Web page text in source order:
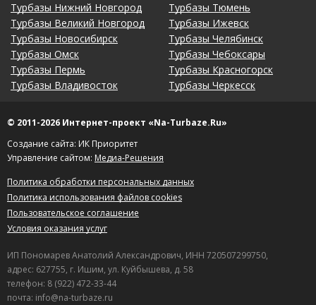
Турбазы Нижний Новгород
Турбазы Великий Новгород
Турбазы Новосибирск
Турбазы Омск
Турбазы Пермь
Турбазы Владивосток
Турбазы Тюмень
Турбазы Ижевск
Турбазы Челябинск
Турбазы Чебоксары
Турбазы Красногорск
Турбазы Черкесск
© 2011-2026 Интернет-проект «Na-Turbaze.Ru»
Создание сайта: ИК Приоритет
Управление сайтом: Медиа-Решения
Политика обработки персональных данных
Политика использования файлов cookies
Пользовательское соглашение
Условия оказания услуг
ИП Пономарев Анатолий Александрович, ИНН 720507299750,
адрес: 627755, г. Ишим, ул. Куйбышева, д. 58
телефон: 8 (922) 472-33-44
почта: info@na-turbaze.ru